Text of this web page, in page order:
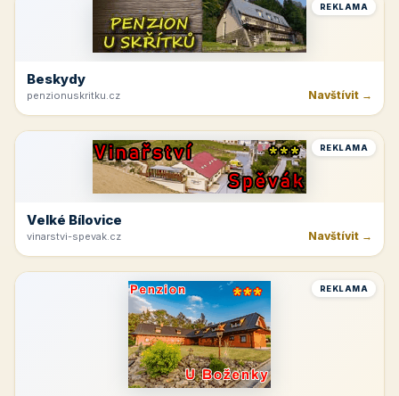
REKLAMA
Beskydy
penzionuskritku.cz Navštívit →
REKLAMA
Velké Bílovice
vinarstvi-spevak.cz Navštívit →
REKLAMA